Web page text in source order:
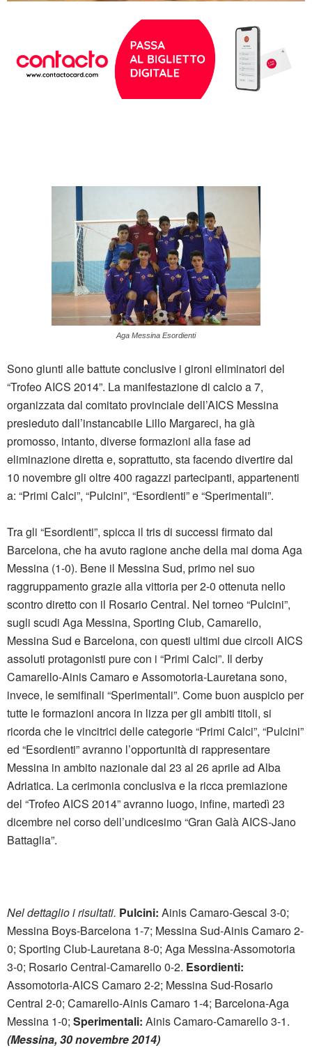
Aga Messina Esordienti
Sono giunti alle battute conclusive i gironi eliminatori del
“Trofeo AICS 2014”. La manifestazione di calcio a 7,
organizzata dal comitato provinciale dell’AICS Messina
presieduto dall’instancabile Lillo Margareci, ha già
promosso, intanto, diverse formazioni alla fase ad
eliminazione diretta e, soprattutto, sta facendo divertire dal
10 novembre gli oltre 400 ragazzi partecipanti, appartenenti
a: “Primi Calci”, “Pulcini”, “Esordienti” e “Sperimentali”.
Tra gli “Esordienti”, spicca il tris di successi firmato dal
Barcelona, che ha avuto ragione anche della mai doma Aga
Messina (1-0). Bene il Messina Sud, primo nel suo
raggruppamento grazie alla vittoria per 2-0 ottenuta nello
scontro diretto con il Rosario Central. Nel torneo “Pulcini”,
sugli scudi Aga Messina, Sporting Club, Camarello,
Messina Sud e Barcelona, con questi ultimi due circoli AICS
assoluti protagonisti pure con i “Primi Calci”. Il derby
Camarello-Ainis Camaro e Assomotoria-Lauretana sono,
invece, le semifinali “Sperimentali”. Come buon auspicio per
tutte le formazioni ancora in lizza per gli ambiti titoli, si
ricorda che le vincitrici delle categorie “Primi Calci”, “Pulcini”
ed “Esordienti” avranno l’opportunità di rappresentare
Messina in ambito nazionale dal 23 al 26 aprile ad Alba
Adriatica. La cerimonia conclusiva e la ricca premiazione
del “Trofeo AICS 2014” avranno luogo, infine, martedì 23
dicembre nel corso dell’undicesimo “Gran Galà AICS-Jano
Battaglia”.
Nel dettaglio i risultati. Pulcini: Ainis Camaro-Gescal 3-0;
Messina Boys-Barcelona 1-7; Messina Sud-Ainis Camaro 2-
0; Sporting Club-Lauretana 8-0; Aga Messina-Assomotoria
3-0; Rosario Central-Camarello 0-2. Esordienti:
Assomotoria-AICS Camaro 2-2; Messina Sud-Rosario
Central 2-0; Camarello-Ainis Camaro 1-4; Barcelona-Aga
Messina 1-0; Sperimentali: Ainis Camaro-Camarello 3-1.
(Messina, 30 novembre 2014)